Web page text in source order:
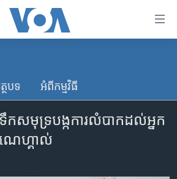
ថបទ​ អំពី​កម្មវិធី​
កសមុទ្រ​បង្ក​ការលំបាក​ដល់​អ្នក
េហ្គាល់